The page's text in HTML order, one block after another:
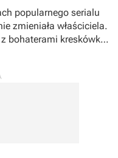
popularnego serialu
zmieniała właściciela.
bohaterami kreskówki